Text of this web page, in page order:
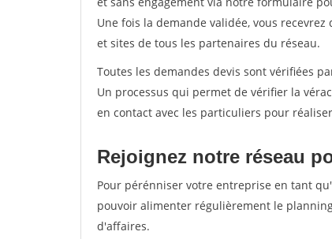
Une fois la demande validée, vous
et sites de tous les partenaires du réseau.
Toutes les demandes devis sont vérifiées
Un processus qui permet de vérifier la
en contact avec les particuliers pour
Rejoignez notre réseau
Pour pérénniser votre entreprise en tant
pouvoir alimenter régulièrement le
d'affaires.